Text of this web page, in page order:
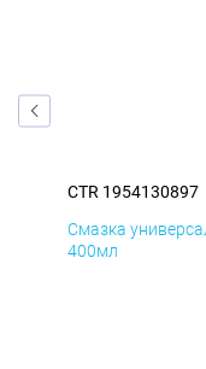
CTR 1954130897
Смазка
400мл